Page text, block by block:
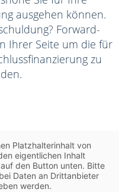
ausgehen können.
Forward-
Ihrer Seite um die für
zu
Platzhalterinhalt von
eigentlichen Inhalt
den Button unten. Bitte
Daten an Drittanbieter
werden.